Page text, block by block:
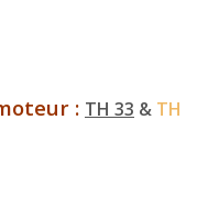
: TH 33 & TH